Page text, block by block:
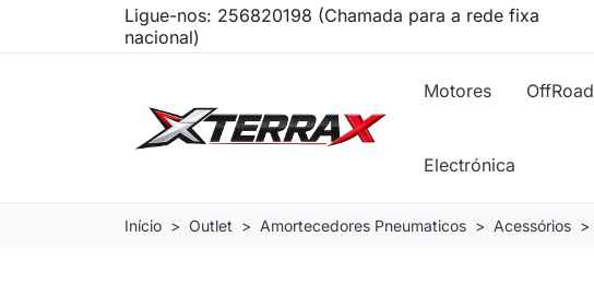
Ligue-nos: 256820198 (Chamada para a rede fixa
nacional)
Motores OffRoad
Electrónica
Início Outlet Amortecedores Pneumaticos Acessórios